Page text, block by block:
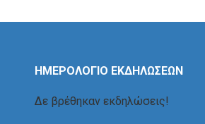
ΗΜΕΡΟΛΟΓΙΟ ΕΚΔΗΛΩΣΕΩΝ
Δε βρέθηκαν εκδηλώσεις!